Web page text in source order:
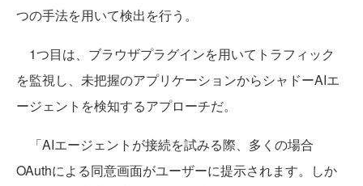
つの手法を用いて検出を行う。
1つ目は、ブラウザプラグインを用いてトラフィック
を監視し、未把握のアプリケーションからシャドーAIエ
ージェントを検知するアプローチだ。
「AIエージェントが接続を試みる際、多くの場合
OAuthによる同意画面がユーザーに提示されます。しか